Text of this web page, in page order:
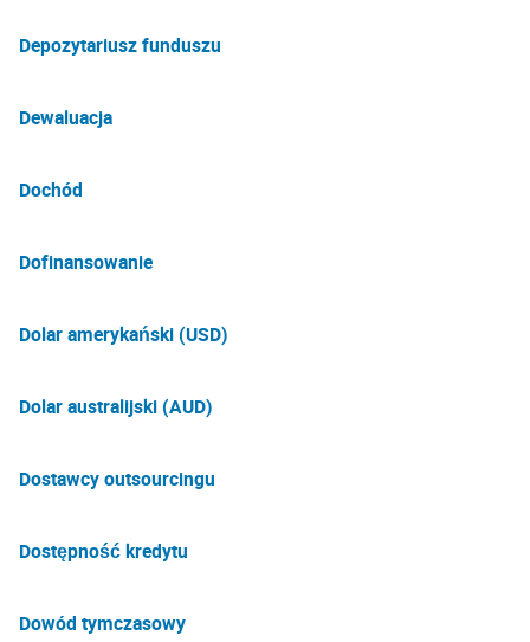
Depozytariusz funduszu
Dewaluacja
Dochód
Dofinansowanie
Dolar amerykański (USD)
Dolar australijski (AUD)
Dostawcy outsourcingu
Dostępność kredytu
Dowód tymczasowy